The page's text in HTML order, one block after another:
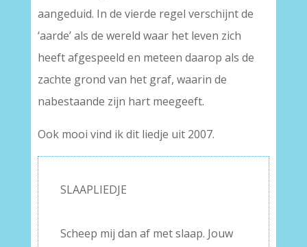
aangeduid. In de vierde regel verschijnt de
‘aarde’ als de wereld waar het leven zich
heeft afgespeeld en meteen daarop als de
zachte grond van het graf, waarin de
nabestaande zijn hart meegeeft.
Ook mooi vind ik dit liedje uit 2007.
SLAAPLIEDJE
Scheep mij dan af met slaap. Jouw